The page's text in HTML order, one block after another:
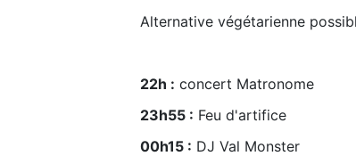
Alternative végétarienne
22h : concert Matronome
23h55 : Feu d'artifice
00h15 : DJ Val Monster